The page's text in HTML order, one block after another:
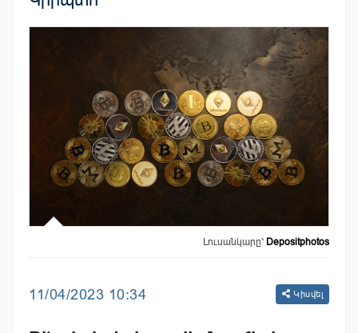
Լուսանկարը՝ Depositphotos
11/04/2023 10:34 Կիսվել